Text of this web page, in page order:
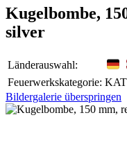
Kugelbombe,
silver
Länderauswahl:
Feuerwerkskategorie:
Bildergalerie überspringen